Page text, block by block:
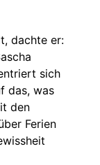
dachte er:
sich
das, was
den
Ferien